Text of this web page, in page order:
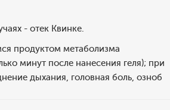
- отек Квинке.
продуктом метаболизма
минут после нанесения геля); при
дыхания, головная боль, озноб